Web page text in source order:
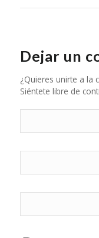
Dejar un
¿Quieres unirte a la
Siéntete libre de